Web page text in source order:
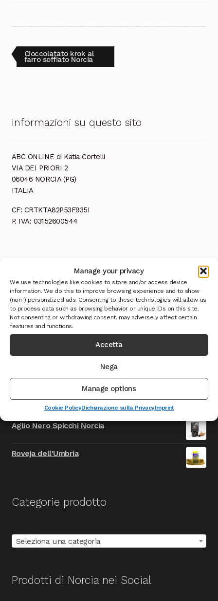
Manage your privacy
We use technologies like cookies to store and/or access device
information. We do this to improve browsing experience and to show
(non-) personalized ads. Consenting to these technologies will allow us
to process data such as browsing behavior or unique IDs on this site.
Not consenting or withdrawing consent, may adversely affect certain
features and functions.
Accetta
Nega
Manage options
Cookie PolicyDichiarazione sulla PrivacyImprint
Navigazione
articoli
Articolo
precedente:
Cioccolatato krok al
farro soffiato Norcia
Informazioni su questo sito
ABC ONLINE di Katia Cortelli
VIA DEI PRIORI 2
06046 NORCIA (PG)
ITALIA
CF: CRTKTA82P53F935I
P. IVA: 03152600544
Ultimi Prodotti
Caciotta formaggio della Solidarietà - TEST
originale
9.999,00€.
attuale
999,00€.
Cioccolata con Fiori Norcia - TEST
originale
era:
9.999,00€.
attuale
è:
IVA INCLUSA
Salsicce Nursinelle F.lli Ansuini Norcia
Aglio Nero Spicchi Norcia
Roveja dell'Umbria
Categorie prodotto
Seleziona una categoria
Prodotti di Norcia nei Social